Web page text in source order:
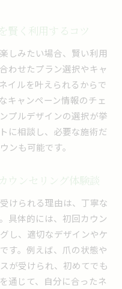
ための予約の工夫
底解説
イン最新動向を紹介
ネイルサロン事情
から見る業界トレンド
特徴と選び方ガイド
合わせを楽しむ方法
垣のネイル
イルサロン選び方
力と選択理由を解説
と選び方の実践例
ルサロンの見極め方
イル体験活用術
賢く利用するコツ
しみたい場合、賢い利用
わせたプラン選択やキャ
イルを叶えられるからで
キャンペーン情報のチェ
プルデザインの選択が挙
に相談し、必要な施術だ
ンも可能です。
ウンセリング体験談
けられる理由は、丁寧な
具体的には、初回カウン
し、適切なデザインやケ
す。例えば、爪の状態や
が受けられ、初めてでも
通じて、自分に合ったネ